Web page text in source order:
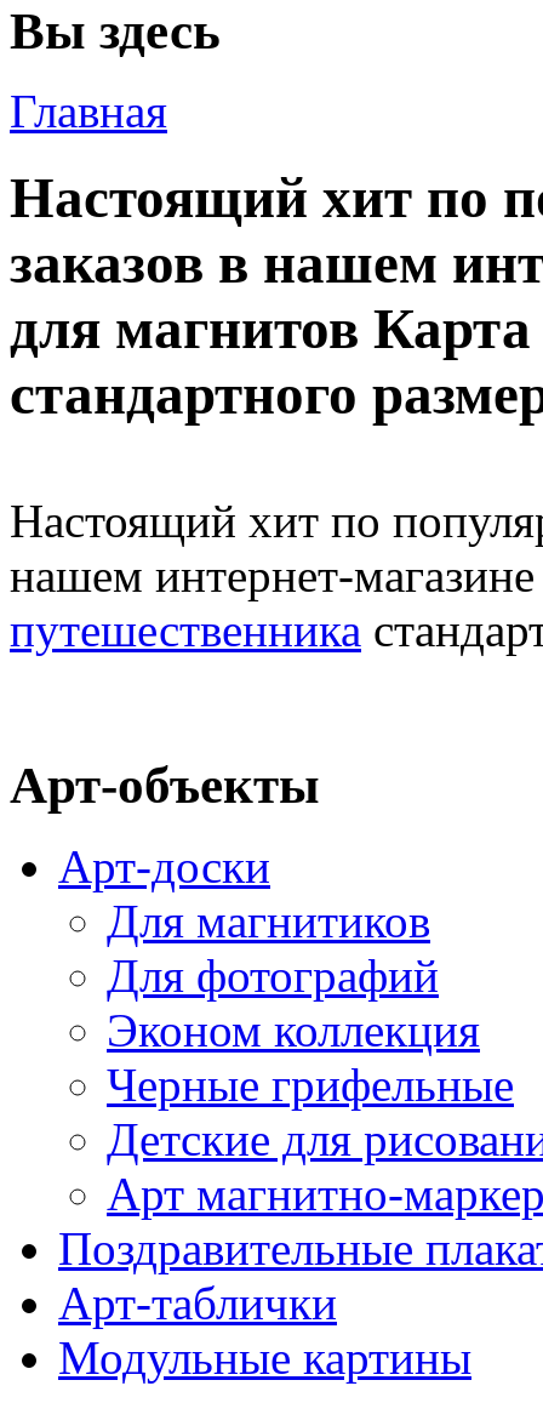
Вы здесь
Главная
Настоящий хит по
заказов в нашем
для магнитов
стандартного
Настоящий хит по
нашем интернет-
путешественника
Арт-объекты
Арт-доски
Для магнитиков
Для фотографий
Эконом коллекция
Черные грифельные
Детские для
Арт магнитно-
Поздравительные
Арт-таблички
Модульные картины